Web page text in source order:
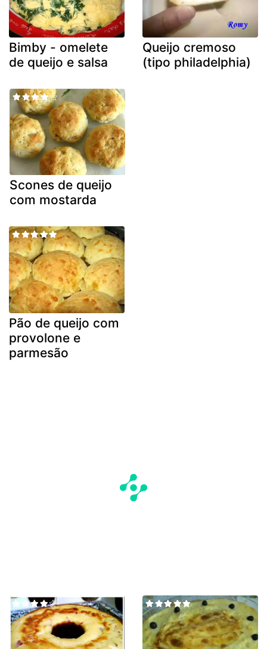
Bimby - omelete
de queijo e salsa
Queijo cremoso
(tipo philadelphia)
Scones de queijo
com mostarda
Pão de queijo com
provolone e
parmesão